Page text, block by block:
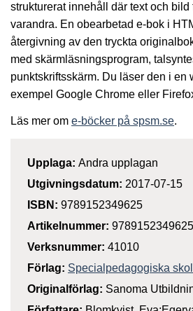
strukturerat innehåll där text och
varandra. En obearbetad e-bok i
återgivning av den tryckta
med skärmläsningsprogram,
punktskriftsskärm. Du läser den i en
exempel Google Chrome eller
Läs mer om e-böcker på spsm.se.
Upplaga: Andra upplagan
Utgivningsdatum: 2017-07-15
ISBN: 9789152349625
Artikelnummer:
Verksnummer: 41010
Förlag: Specialpedagogiska
Originalförlag: Sanoma